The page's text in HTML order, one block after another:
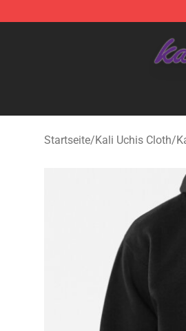
Startseite/Kali Uchis Cloth/